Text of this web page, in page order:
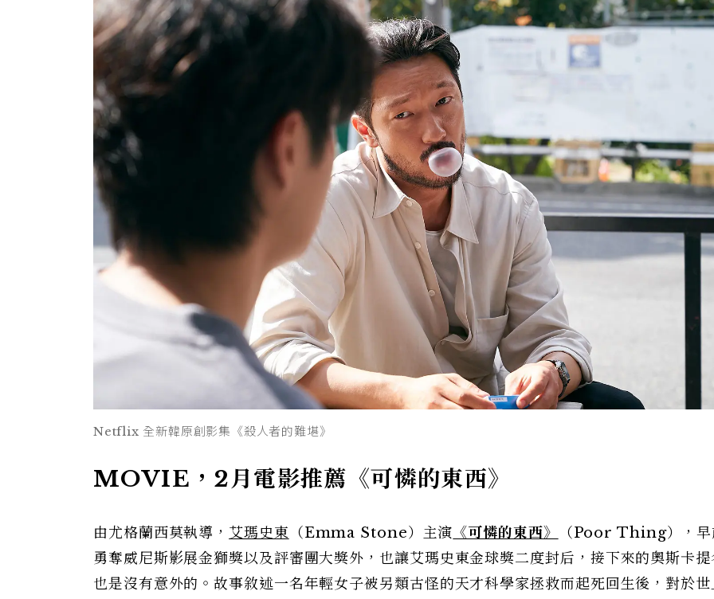
Netflix 全新韓原創影集《殺人者的難堪》
MOVIE，2月電影推薦《可憐的東西》
由尤格蘭西莫執導， 艾瑪史東 （Emma Stone）主演 《可憐的東西》
（Poor Thing），早
勇奪威尼斯影展金獅獎以及評審團大獎外，也讓艾瑪史東金球獎二度封后，接下來的奧斯卡
也是沒有意外的。故事敘述一名年輕女子被另類古怪的天才科學家拯救而起死回生後，對於